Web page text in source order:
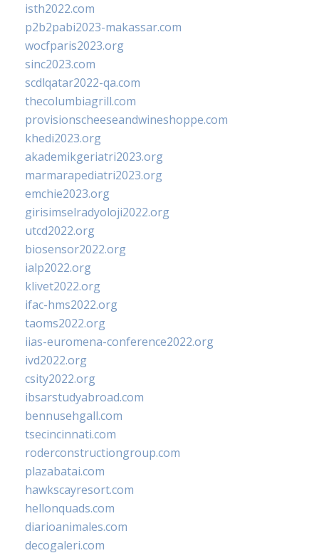
isth2022.com
p2b2pabi2023-makassar.com
wocfparis2023.org
sinc2023.com
scdlqatar2022-qa.com
thecolumbiagrill.com
provisionscheeseandwineshoppe.com
khedi2023.org
akademikgeriatri2023.org
marmarapediatri2023.org
emchie2023.org
girisimselradyoloji2022.org
utcd2022.org
biosensor2022.org
ialp2022.org
klivet2022.org
ifac-hms2022.org
taoms2022.org
iias-euromena-conference2022.org
ivd2022.org
csity2022.org
ibsarstudyabroad.com
bennusehgall.com
tsecincinnati.com
roderconstructiongroup.com
plazabatai.com
hawkscayresort.com
hellonquads.com
diarioanimales.com
decogaleri.com